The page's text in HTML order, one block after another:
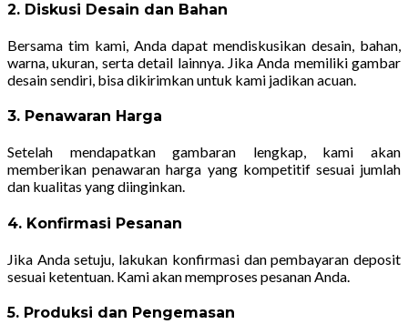
2. Diskusi Desain dan Bahan
Bersama tim kami, Anda dapat mendiskusikan desain, bahan,
warna, ukuran, serta detail lainnya. Jika Anda memiliki gambar
desain sendiri, bisa dikirimkan untuk kami jadikan acuan.
3. Penawaran Harga
Setelah mendapatkan gambaran lengkap, kami akan
memberikan penawaran harga yang kompetitif sesuai jumlah
dan kualitas yang diinginkan.
4. Konfirmasi Pesanan
Jika Anda setuju, lakukan konfirmasi dan pembayaran deposit
sesuai ketentuan. Kami akan memproses pesanan Anda.
5. Produksi dan Pengemasan